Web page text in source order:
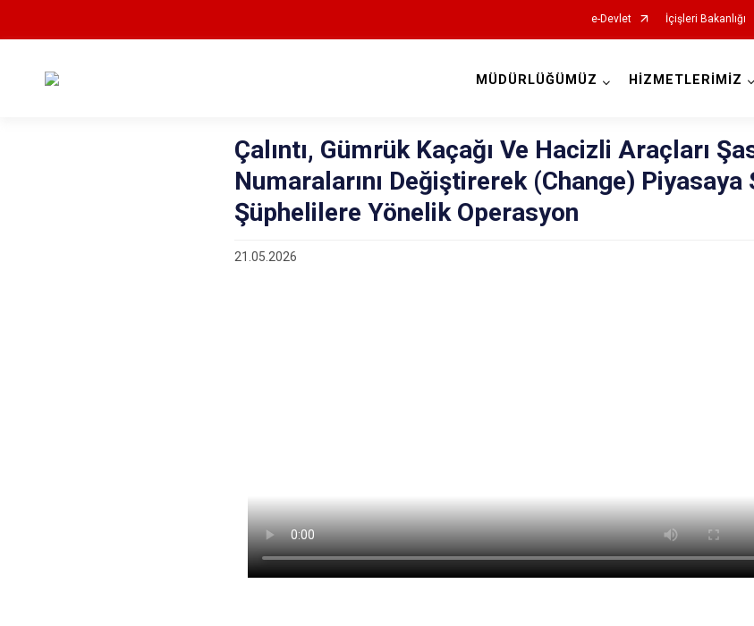
e-Devlet İçişleri Bakanlığı
MÜDÜRLÜĞÜMÜZ HİZMETLERİMİZ
Çalıntı, Gümrük Kaçağı Ve Hacizli Araçları
Numaralarını Değiştirerek (Change) Piyasaya
Şüphelilere Yönelik Operasyon
21.05.2026